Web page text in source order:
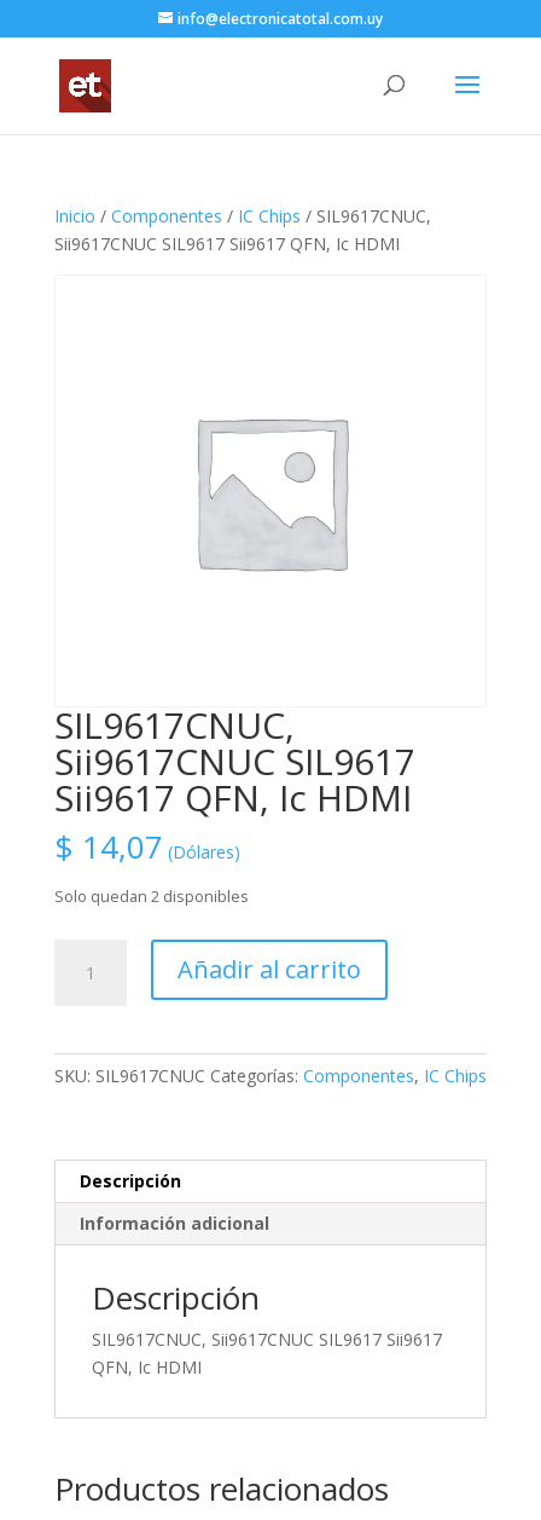
info@electronicatotal.com.uy
Inicio / Componentes / IC Chips / SIL9617CNUC,
Sii9617CNUC SIL9617 Sii9617 QFN, Ic HDMI
SIL9617CNUC,
Sii9617CNUC SIL9617
Sii9617 QFN, Ic HDMI
$ 14,07 (Dólares)
Solo quedan 2 disponibles
Sii9617CNUC
Añadir al carrito
SKU: SIL9617CNUC Categorías: Componentes, IC Chips
Descripción
Información adicional
Descripción
SIL9617CNUC, Sii9617CNUC SIL9617 Sii9617
QFN, Ic HDMI
Productos relacionados